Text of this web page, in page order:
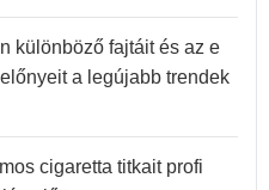
különböző fajtáit és az e
a legújabb trendek
cigaretta titkait profi